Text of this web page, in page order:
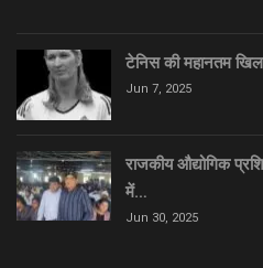
टेनिस की महानतम
Jun 7, 2025
राजकीय औद्योगिक
में…
Jun 30, 2025